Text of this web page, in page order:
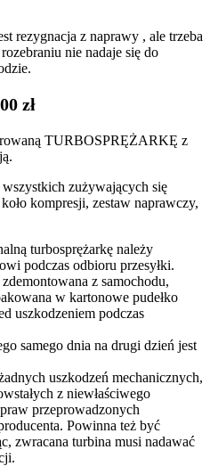
rezygnacja z naprawy , ale trzeba
nie nadaje się do
zł
TURBOSPRĘŻARKĘ z
wszystkich zużywających się
kompresji, zestaw naprawczy,
turbosprężarkę należy
podczas odbioru przesyłki.
z samochodu,
w kartonowe pudełko
uszkodzeniem podczas
samego dnia na drugi dzień jest
uszkodzeń mechanicznych,
z niewłaściwego
przeprowadzonych
Powinna też być
zwracana turbina musi nadawać